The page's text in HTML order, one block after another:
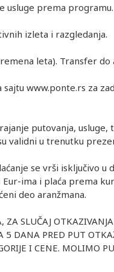
usluge prema
izleta i razgledanja.
leta). Transfer
sajtu www.ponte.rs za
putovanja,
validni u trenutku
se vrši isključivo
ima i plaća prema
deo aranžmana.
ZA SLUČAJ
5 DANA PRED PUT
I CENE. MOLIMO